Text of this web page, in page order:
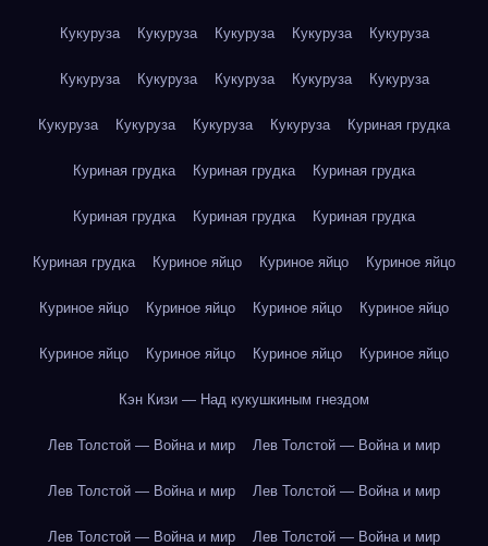
Кукуруза Кукуруза Кукуруза Кукуруза Кукуруза
Кукуруза Кукуруза Кукуруза Кукуруза Кукуруза
Кукуруза Кукуруза Кукуруза Кукуруза Куриная грудка
Куриная грудка Куриная грудка Куриная грудка
Куриная грудка Куриная грудка Куриная грудка
Куриная грудка Куриное яйцо Куриное яйцо Куриное яйцо
Куриное яйцо Куриное яйцо Куриное яйцо Куриное яйцо
Куриное яйцо Куриное яйцо Куриное яйцо Куриное яйцо
Кэн Кизи — Над кукушкиным гнездом
Лев Толстой — Война и мир Лев Толстой — Война и мир
Лев Толстой — Война и мир Лев Толстой — Война и мир
Лев Толстой — Война и мир Лев Толстой — Война и мир